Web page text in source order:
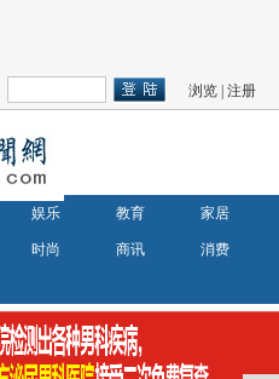
浏览 |注册
娱乐 教育 家居
时尚 商讯 消费